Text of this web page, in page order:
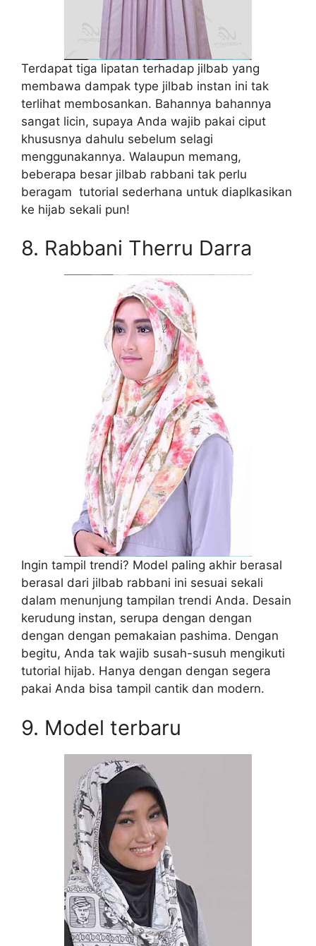
Terdapat tiga lipatan terhadap jilbab yang
membawa dampak type jilbab instan ini tak
terlihat membosankan. Bahannya bahannya
sangat licin, supaya Anda wajib pakai ciput
khususnya dahulu sebelum selagi
menggunakannya. Walaupun memang,
beberapa besar jilbab rabbani tak perlu
beragam tutorial sederhana untuk diaplkasikan
ke hijab sekali pun!
8. Rabbani Therru Darra
Ingin tampil trendi? Model paling akhir berasal
berasal dari jilbab rabbani ini sesuai sekali
dalam menunjung tampilan trendi Anda. Desain
kerudung instan, serupa dengan dengan
dengan dengan pemakaian pashima. Dengan
begitu, Anda tak wajib susah-susuh mengikuti
tutorial hijab. Hanya dengan dengan segera
pakai Anda bisa tampil cantik dan modern.
9. Model terbaru